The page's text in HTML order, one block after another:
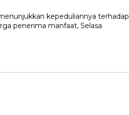
kepeduliannya terhadap
penerima manfaat, Selasa